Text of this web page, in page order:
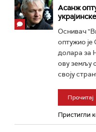
Асанж
Оснивач
оптужио
долара за
ову земљу
своју
Прочитај
Пристигли